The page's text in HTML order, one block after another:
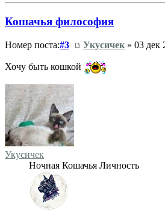
Кошачья философия
Номер поста:#3 Укусичек » 03 дек
Хочу быть кошкой
Укусичек
Ночная Кошачья Личность